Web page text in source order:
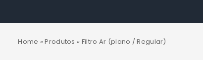
Home »Produtos » Filtro Ar (plano / Regular)